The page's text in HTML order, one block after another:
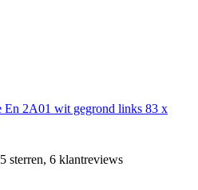
En 2A01 wit gegrond links 83 x
sterren, 6 klantreviews